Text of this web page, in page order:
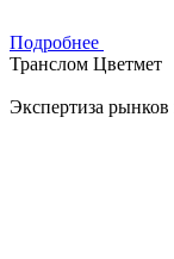
Подробнее
Транслом Цветмет
Экспертиза